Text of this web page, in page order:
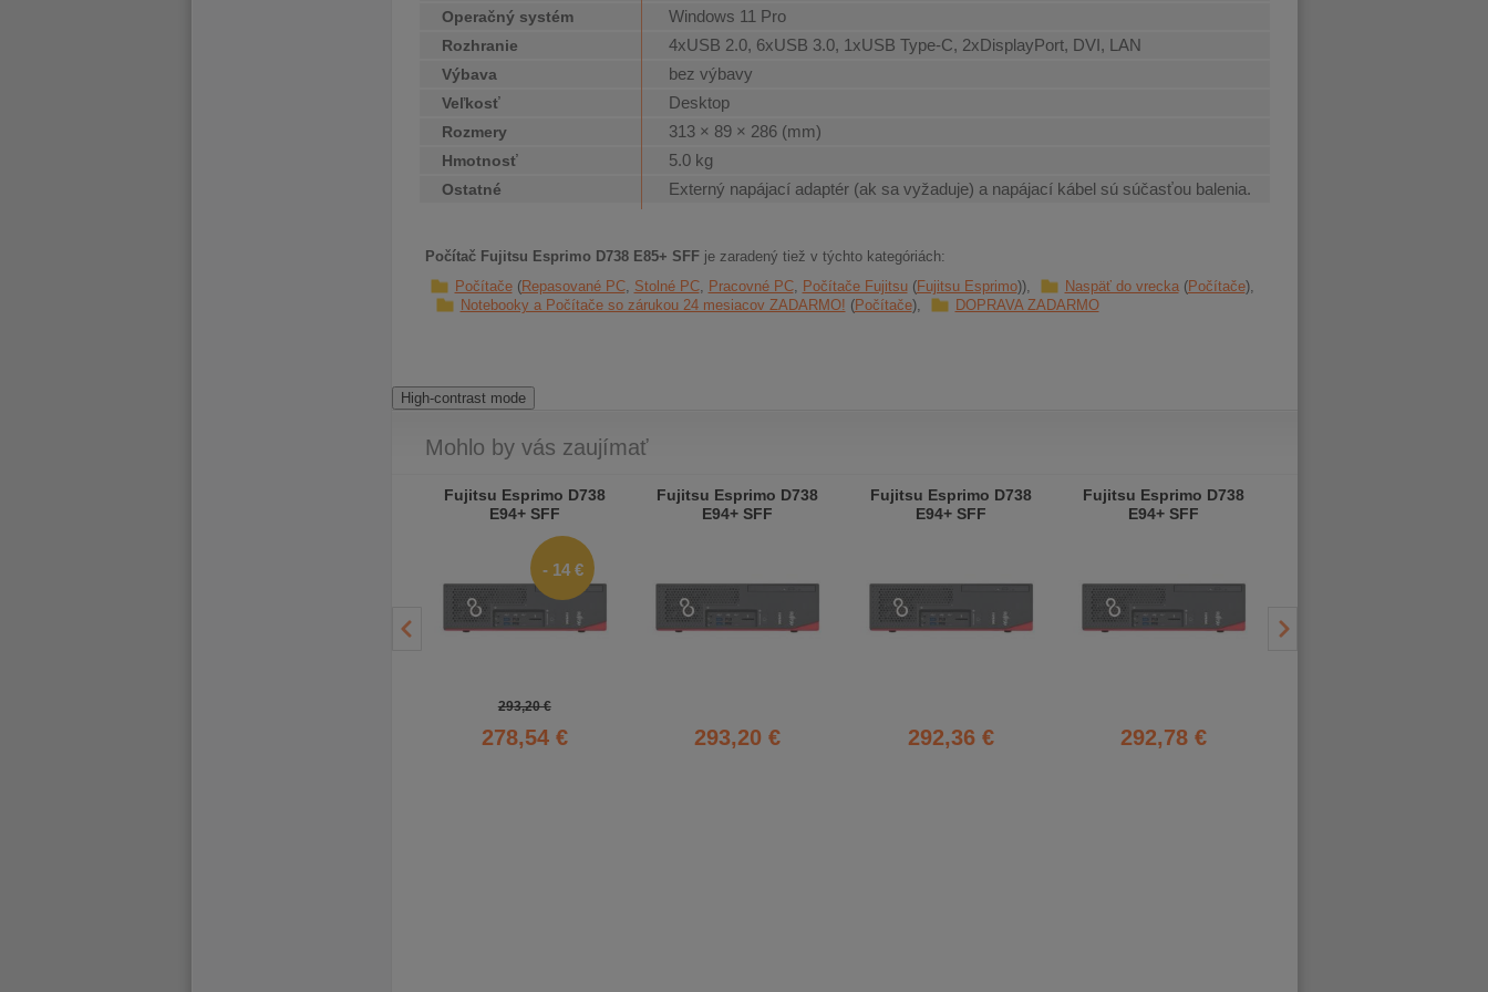
Operačný systém Windows 11 Pro
Rozhranie 4xUSB 2.0, 6xUSB 3.0, 1xUSB Type-C, 2xDisplayPort, DVI, LAN
Výbava bez výbavy
Veľkosť Desktop
Rozmery 313 × 89 × 286 (mm)
Hmotnosť 5.0 kg
Ostatné Externý napájací adaptér (ak sa vyžaduje) a napájací kábel sú súčasťou balenia.
Počítač Fujitsu Esprimo D738 E85+ SFFje zaradený tiež v týchto kategóriách:
Počítače Repasované PC Stolné PC Pracovné PC Počítače Fujitsu Fujitsu Esprimo Naspäť do vrecka Počítače
Notebooky a Počítače so zárukou 24 mesiacov ZADARMO! Počítače DOPRAVA ZADARMO
High-contrast mode
Mohlo by vás zaujímať
Fujitsu Esprimo D738
E94+ SFF
- 14 €
293,20 €
278,54 €
Fujitsu Esprimo D738
E94+ SFF
293,20 €
Fujitsu Esprimo D738
E94+ SFF
292,36 €
Fujitsu Esprimo D738
E94+ SFF
292,78 €